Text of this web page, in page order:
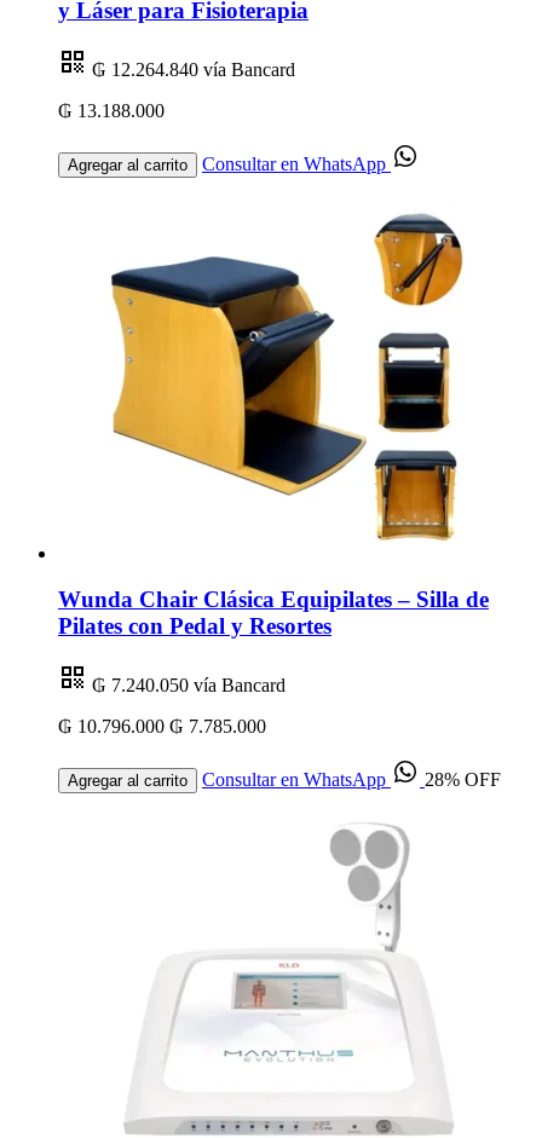
y Láser para Fisioterapia
₲ 12.264.840 vía Bancard
₲ 13.188.000
Agregar al carrito Consultar en WhatsApp
Wunda Chair Clásica Equipilates – Silla de
Pilates con Pedal y Resortes
₲ 7.240.050 vía Bancard
₲ 10.796.000 ₲ 7.785.000
Agregar al carrito Consultar en WhatsApp 28% OFF